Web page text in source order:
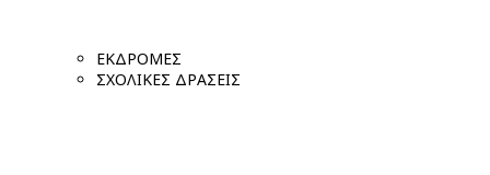
ΕΚΔΡΟΜΕΣ
ΣΧΟΛΙΚΕΣ ΔΡΑΣΕΙΣ